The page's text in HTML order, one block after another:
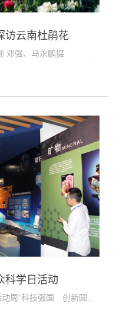
访云南杜鹃花
科学日活动